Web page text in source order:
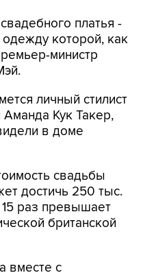
платья -
которой, как
министр
личный стилист
Кук Такер,
в доме
свадьбы
достичь 250 тыс.
15 раз превышает
британской
вместе с